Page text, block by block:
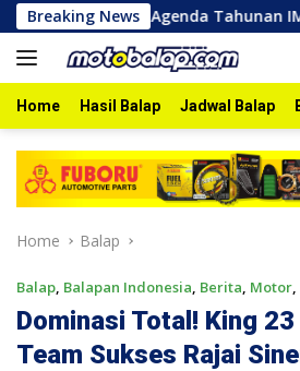
Skip
to
content
Breaking News
Agenda Tahunan IMB Road
Home Hasil Balap Jadwal Balap
Home Balap
Balap Balapan Indonesia Berita Motor
Dominasi Total! King
Team Sukses Rajai